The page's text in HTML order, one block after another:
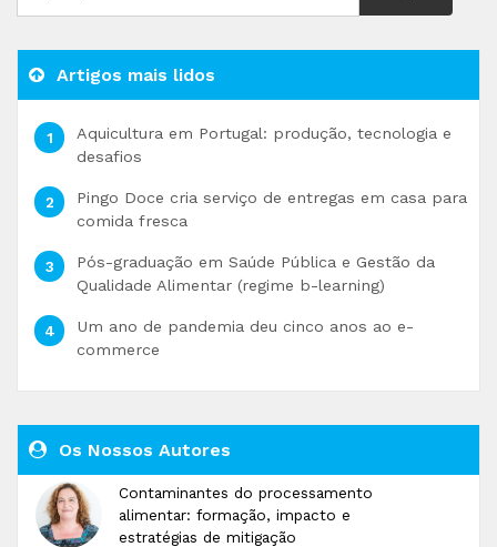
Artigos mais lidos
Aquicultura em Portugal: produção, tecnologia e
desafios
Pingo Doce cria serviço de entregas em casa para
comida fresca
Pós-graduação em Saúde Pública e Gestão da
Qualidade Alimentar (regime b-learning)
Um ano de pandemia deu cinco anos ao e-
commerce
Os Nossos Autores
Contaminantes do processamento
alimentar: formação, impacto e
estratégias de mitigação